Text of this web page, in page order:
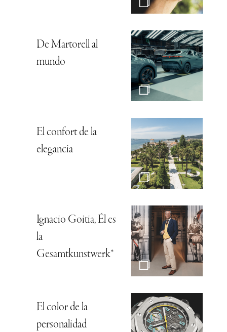
De Martorell al
mundo
El confort de la
elegancia
Ignacio Goitia, Él es
la
Gesamtkunstwerk*
El color de la
personalidad